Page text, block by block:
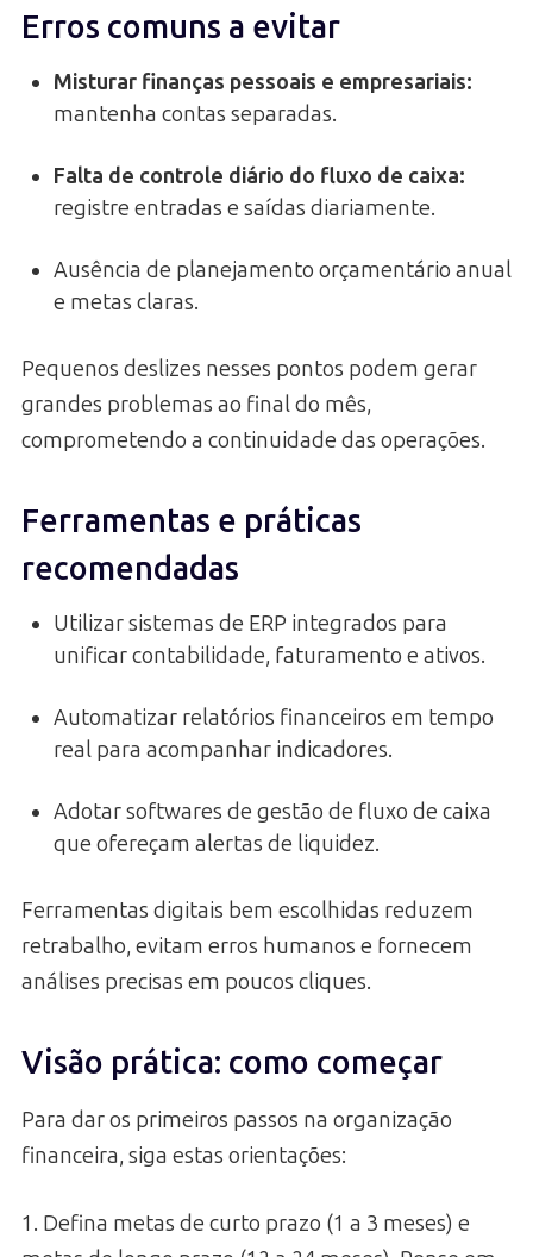
Erros comuns a evitar
Misturar finanças pessoais e empresariais:
mantenha contas separadas.
Falta de controle diário do fluxo de caixa:
registre entradas e saídas diariamente.
Ausência de planejamento orçamentário anual
e metas claras.
Pequenos deslizes nesses pontos podem gerar
grandes problemas ao final do mês,
comprometendo a continuidade das operações.
Ferramentas e práticas
recomendadas
Utilizar sistemas de ERP integrados para
unificar contabilidade, faturamento e ativos.
Automatizar relatórios financeiros em tempo
real para acompanhar indicadores.
Adotar softwares de gestão de fluxo de caixa
que ofereçam alertas de liquidez.
Ferramentas digitais bem escolhidas reduzem
retrabalho, evitam erros humanos e fornecem
análises precisas em poucos cliques.
Visão prática: como começar
Para dar os primeiros passos na organização
financeira, siga estas orientações:
1. Defina metas de curto prazo (1 a 3 meses) e